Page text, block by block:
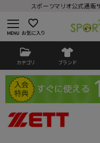
スポーツマリオ公式通
favorite_border
お気に入り
カテゴリ ブランド
ログイン